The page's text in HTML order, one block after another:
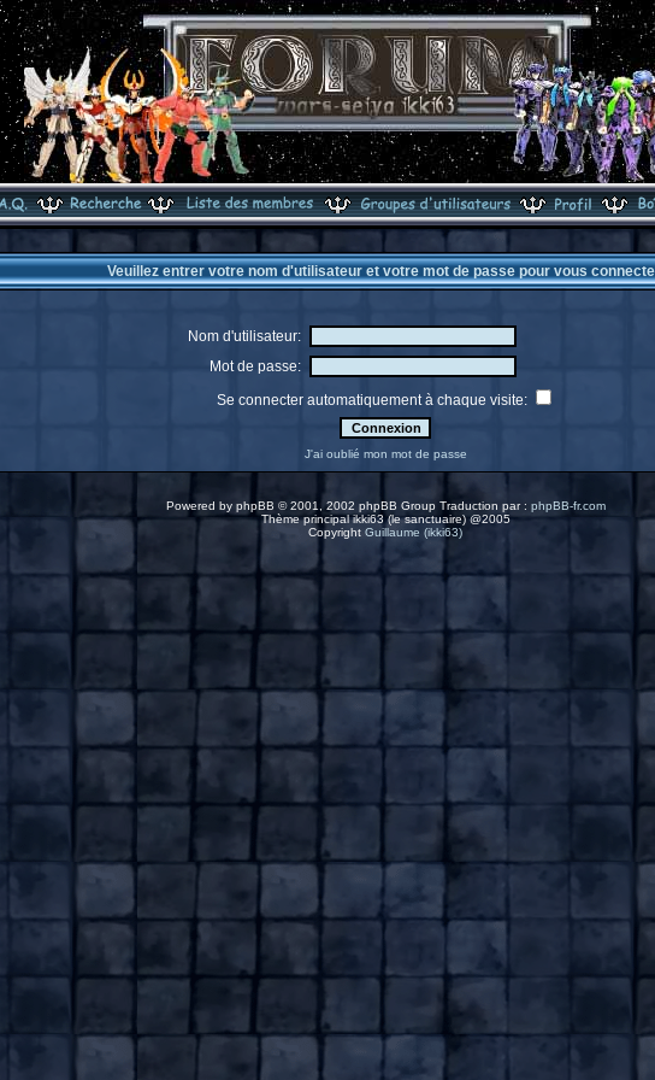
Veuillez entrer votre nom d'utilisateur et votre mot de passe pour vous
Nom d'utilisateur:
Mot de passe:
Se connecter automatiquement à chaque visite:
J'ai oublié mon mot de passe
Powered by phpBB © 2001, 2002 phpBB Group Traduction par : phpBB-fr.com
Thème principal ikki63 (le sanctuaire) @2005
Copyright Guillaume (ikki63)